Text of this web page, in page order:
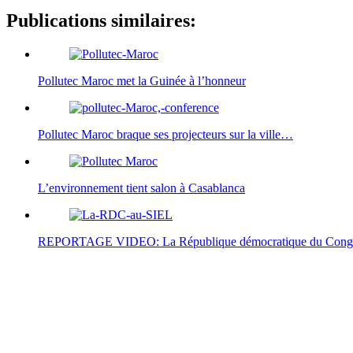
Publications similaires:
Pollutec Maroc met la Guinée à l’honneur
Pollutec Maroc braque ses projecteurs sur la ville…
L’environnement tient salon à Casablanca
REPORTAGE VIDEO: La République démocratique du